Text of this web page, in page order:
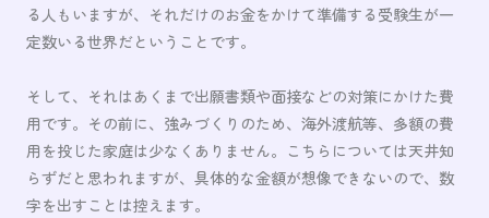
る人もいますが、それだけのお金をかけて準備する受験生が一
定数いる世界だということです。
そして、それはあくまで出願書類や面接などの対策にかけた費
用です。その前に、強みづくりのため、海外渡航等、多額の費
用を投じた家庭は少なくありません。こちらについては天井知
らずだと思われますが、具体的な金額が想像できないので、数
字を出すことは控えます。